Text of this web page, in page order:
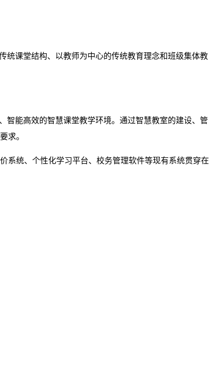
统课堂结构、以教师为中心的传统教育理念和班级集体教
智能高效的智慧课堂教学环境。通过智慧教室的建设、管
求。
系统、个性化学习平台、校务管理软件等现有系统贯穿在